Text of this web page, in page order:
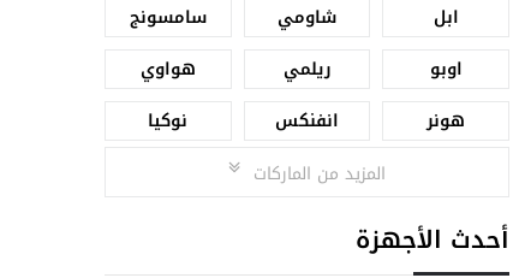
ابل شاومي
سامسونج
اوبو
ريلمي
هواوي
هونر
انفنكس
نوكيا
المزيد من الماركات
أحدث الأجهزة